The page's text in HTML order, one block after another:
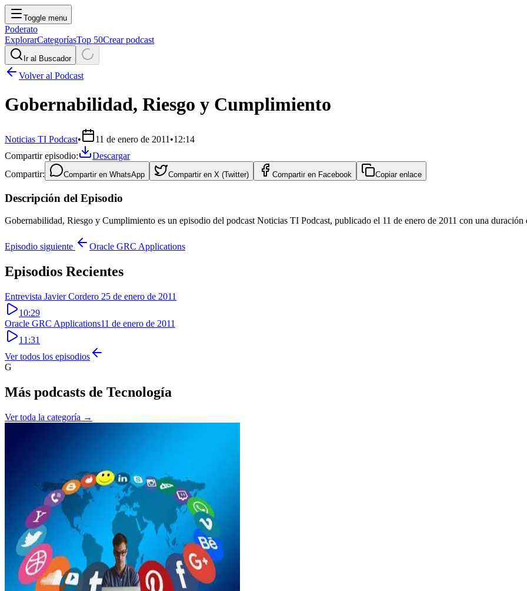
Toggle menu
Poderato
ExplorarCategoríasTop 50Crear podcast
Ir al Buscador
Volver al Podcast
Gobernabilidad, Riesgo y Cumplimiento
Noticias TI Podcast• 11 de enero de 2011 •12:14
Compartir episodio:
Descargar
Compartir:
Compartir en WhatsApp Compartir en X (Twitter) Compartir en Facebook Copiar enlace
Descripción del Episodio
Gobernabilidad, Riesgo y Cumplimiento es un episodio del podcast Noticias TI Podcast, publicado el 11 de enero de 2011 con una
Episodio siguiente Oracle GRC Applications
Episodios Recientes
Entrevista Javier Cordero 25 de enero de 2011
10:29
Oracle GRC Applications11 de enero de 2011
11:31
Ver todos los episodios
G
Más podcasts de Tecnología
Ver toda la categoría →